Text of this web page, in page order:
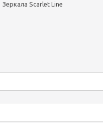
Зеркала Scarlet Line